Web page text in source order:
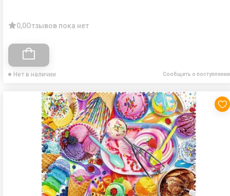
0,0Отзывов пока нет
Нет в наличии Сообщить о поступлении